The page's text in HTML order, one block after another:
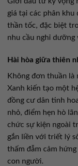
giá tại các phân
thần tốc, đặc biệt
nhu cầu nghỉ dưỡng
Hài hòa giữa thiên
Không đơn thuần là
Xanh kiến tạo một
đồng cư dân tinh
nhỏ, điểm hẹn hò
chức sự kiện ngoài
gắn liền với triết lý
thấm đẫm cảm
con người.